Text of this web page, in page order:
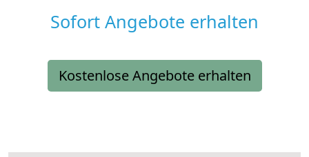
Sofort Angebote erhalten
Kostenlose Angebote erhalten